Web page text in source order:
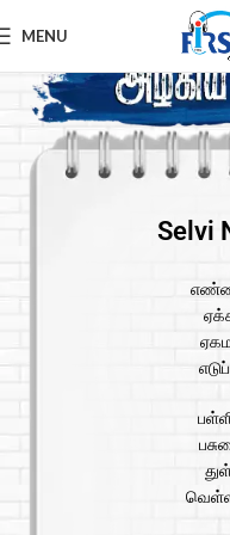
MENU
Selvi